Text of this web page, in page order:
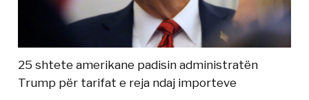
25 shtete amerikane padisin administratën
Trump për tarifat e reja ndaj importeve